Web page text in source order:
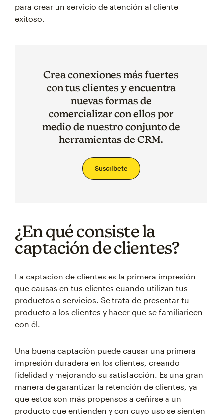
para crear un servicio de atención al cliente
exitoso.
Crea conexiones más fuertes
con tus clientes y encuentra
nuevas formas de
comercializar con ellos por
medio de nuestro conjunto de
herramientas de CRM.
Suscríbete
¿En qué consiste la
captación de clientes?
La captación de clientes es la primera impresión
que causas en tus clientes cuando utilizan tus
productos o servicios. Se trata de presentar tu
producto a los clientes y hacer que se familiaricen
con él.
Una buena captación puede causar una primera
impresión duradera en los clientes, creando
fidelidad y mejorando su satisfacción. Es una gran
manera de garantizar la retención de clientes, ya
que estos son más propensos a ceñirse a un
producto que entienden y con cuyo uso se sienten